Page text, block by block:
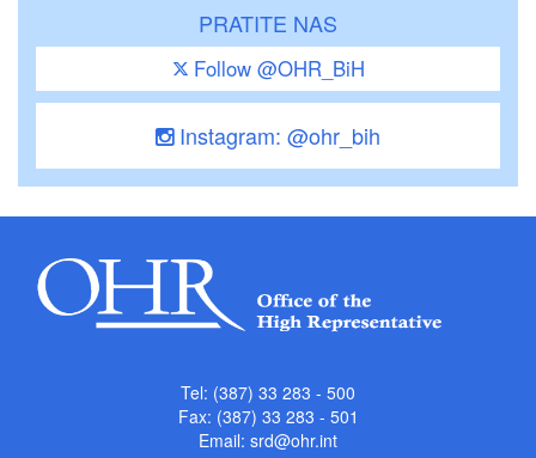
PRATITE NAS
Follow @OHR_BiH
Instagram: @ohr_bih
Tel: (387) 33 283 - 500
Fax: (387) 33 283 - 501
Email: srd@ohr.int